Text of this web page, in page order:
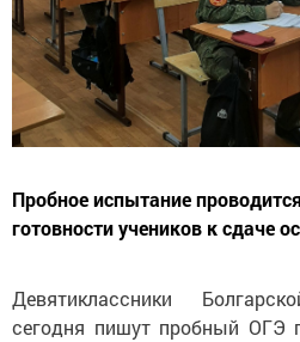
Пробное испытание
готовности учеников к сдаче
Девятиклассники
сегодня пишут пробный ОГЭ